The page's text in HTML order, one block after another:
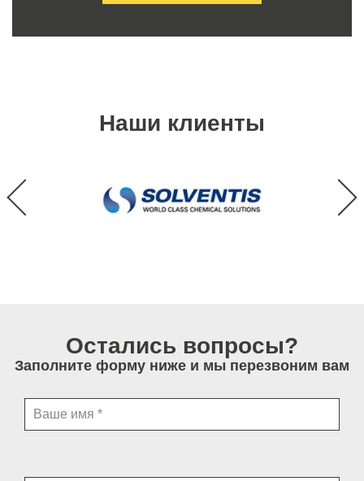
Наши клиенты
Остались вопросы?
Заполните форму ниже и мы перезвоним вам